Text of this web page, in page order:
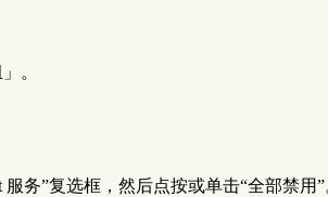
。
务”复选框，然后点按或单击“全部禁